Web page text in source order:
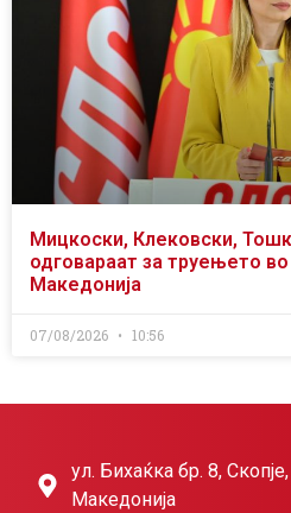
Мицкоски, Клековски,
одговараат за труењето
Македонија
07/08/2026 10:56
ул. Бихаќка бр. 8,
Македонија